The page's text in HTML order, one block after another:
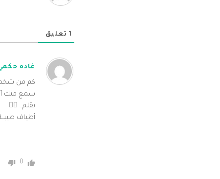
1 تعليق
غاده
كم من شخص
سمع منك
بقلم.. ✍🏻
أطياف
0